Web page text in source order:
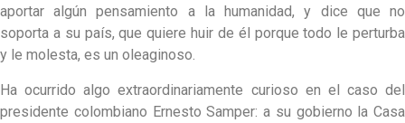
aportar algún pensamiento a la humanidad, y dice que no
soporta a su país, que quiere huir de él porque todo le perturba
y le molesta, es un oleaginoso.
Ha ocurrido algo extraordinariamente curioso en el caso del
presidente colombiano Ernesto Samper: a su gobierno la Casa